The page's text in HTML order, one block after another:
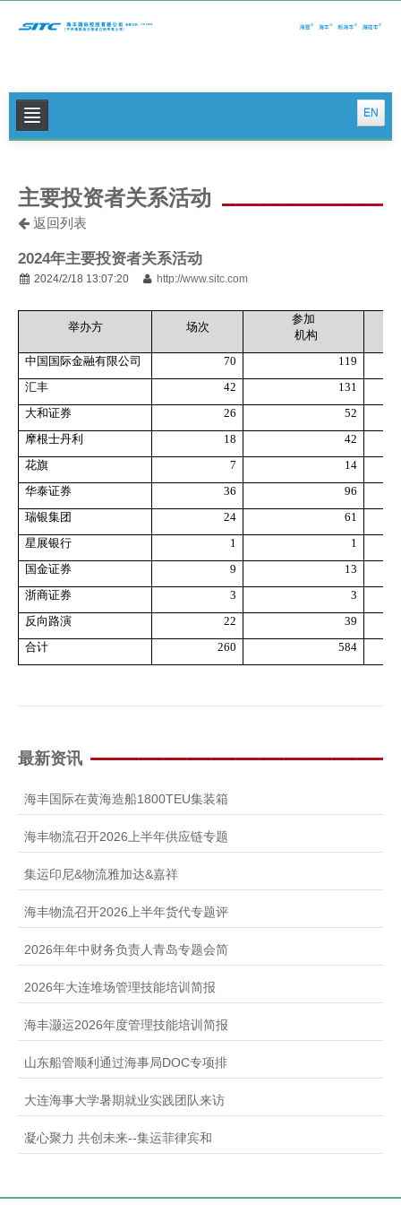
EN
公司新闻
集运特色服务
物流特色服务
联系我们
人才招聘
主要投资者关系活动
返回列表
2024年主要投资者关系活动
2024/2/18 13:07:20 http://www.sitc.com
举办方 场次
参加
机构
中国国际金融有限公司
70
119
汇丰
42
131
大和证券
26
52
摩根士丹利
18
42
花旗
7
14
华泰证券
36
96
瑞银集团
24
61
星展银行
1
1
国金证券
9
13
浙商证券
3
3
反向路演
22
39
合计
260 584
最新资讯
海丰国际在黄海造船1800TEU集装箱
海丰物流召开2026上半年供应链专题
集运印尼&物流雅加达&嘉祥
海丰物流召开2026上半年货代专题评
2026年年中财务负责人青岛专题会简
2026年大连堆场管理技能培训简报
海丰灏运2026年度管理技能培训简报
山东船管顺利通过海事局DOC专项排
大连海事大学暑期就业实践团队来访
凝心聚力 共创未来--集运菲律宾和